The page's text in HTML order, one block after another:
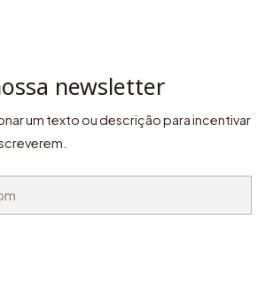
newsletter
um texto ou descrição para incentivar